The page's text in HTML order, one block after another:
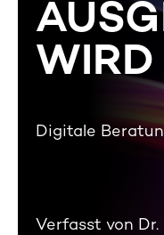
WIRD
Digitale
Verfasst von